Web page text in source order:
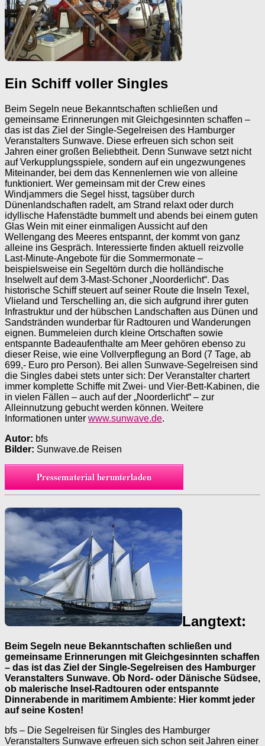
Ein Schiff voller Singles
Beim Segeln neue Bekanntschaften schließen und
gemeinsame Erinnerungen mit Gleichgesinnten schaffen –
das ist das Ziel der Single-Segelreisen des Hamburger
Veranstalters Sunwave. Diese erfreuen sich schon seit
Jahren einer großen Beliebtheit. Denn Sunwave setzt nicht
auf Verkupplungsspiele, sondern auf ein ungezwungenes
Miteinander, bei dem das Kennenlernen wie von alleine
funktioniert. Wer gemeinsam mit der Crew eines
Windjammers die Segel hisst, tagsüber durch
Dünenlandschaften radelt, am Strand relaxt oder durch
idyllische Hafenstädte bummelt und abends bei einem guten
Glas Wein mit einer einmaligen Aussicht auf den
Wellengang des Meeres entspannt, der kommt von ganz
alleine ins Gespräch. Interessierte finden aktuell reizvolle
Last-Minute-Angebote für die Sommermonate –
beispielsweise ein Segeltörn durch die holländische
Inselwelt auf dem 3-Mast-Schoner „Noorderlicht“. Das
historische Schiff steuert auf seiner Route die Inseln Texel,
Vlieland und Terschelling an, die sich aufgrund ihrer guten
Infrastruktur und der hübschen Landschaften aus Dünen und
Sandstränden wunderbar für Radtouren und Wanderungen
eignen. Bummeleien durch kleine Ortschaften sowie
entspannte Badeaufenthalte am Meer gehören ebenso zu
dieser Reise, wie eine Vollverpflegung an Bord (7 Tage, ab
699,- Euro pro Person). Bei allen Sunwave-Segelreisen sind
die Singles dabei stets unter sich: Der Veranstalter chartert
immer komplette Schiffe mit Zwei- und Vier-Bett-Kabinen, die
in vielen Fällen – auch auf der „Noorderlicht“ – zur
Alleinnutzung gebucht werden können. Weitere
Informationen unter www.sunwave.de.
Autor: bfs
Bilder: Sunwave.de Reisen
Pressematerial herunterladen
Langtext:
Beim Segeln neue Bekanntschaften schließen und
gemeinsame Erinnerungen mit Gleichgesinnten schaffen
– das ist das Ziel der Single-Segelreisen des Hamburger
Veranstalters Sunwave. Ob Nord- oder Dänische Südsee,
ob malerische Insel-Radtouren oder entspannte
Dinnerabende in maritimem Ambiente: Hier kommt jeder
auf seine Kosten!
bfs – Die Segelreisen für ­Singles des Hamburger
Veranstalters Sunwave erfreuen sich schon seit Jahren einer